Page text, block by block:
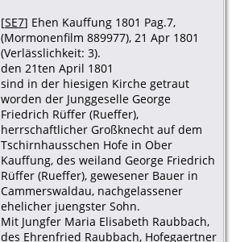
[SE7] Ehen Kauffung 1801 Pag.7,
(Mormonenfilm 889977), 21 Apr 1801
(Verlässlichkeit: 3).
den 21ten April 1801
sind in der hiesigen Kirche getraut
worden der Junggeselle George
Friedrich Rüffer (Rueffer),
herrschaftlicher Großknecht auf dem
Tschirnhausschen Hofe in Ober
Kauffung, des weiland George Friedrich
Rüffer (Rueffer), gewesener Bauer in
Cammerswaldau, nachgelassener
ehelicher juengster Sohn.
Mit Jungfer Maria Elisabeth Raubbach,
des Ehrenfried Raubbach, Hofegaertner